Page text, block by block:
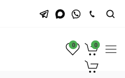
0 0
0